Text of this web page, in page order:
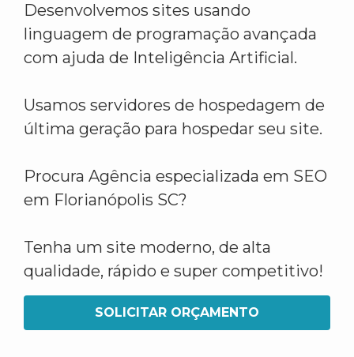
Desenvolvemos sites usando
linguagem de programação avançada
com ajuda de Inteligência Artificial.
Usamos servidores de hospedagem de
última geração para hospedar seu site.
Procura Agência especializada em SEO
em Florianópolis SC?
Tenha um site moderno, de alta
qualidade, rápido e super competitivo!
SOLICITAR ORÇAMENTO